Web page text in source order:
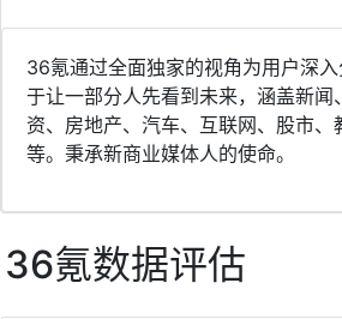
36氪通过全面独家的视角为用户深
于让一部分人先看到未来，涵盖新闻
资、房地产、汽车、互联网、股市、
等。秉承新商业媒体人的使命。
36氪数据评估